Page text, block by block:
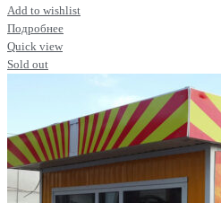
Add to wishlist
Подробнее
Quick view
Sold out